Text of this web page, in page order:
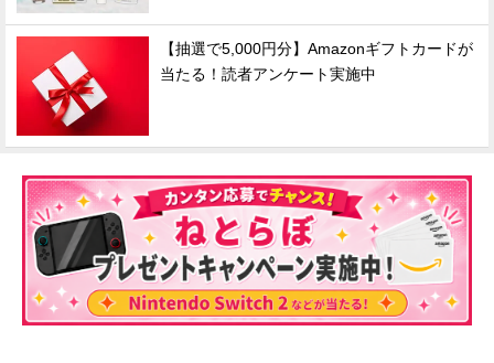
【抽選で5,000円分】Amazonギフトカードが
当たる！読者アンケート実施中